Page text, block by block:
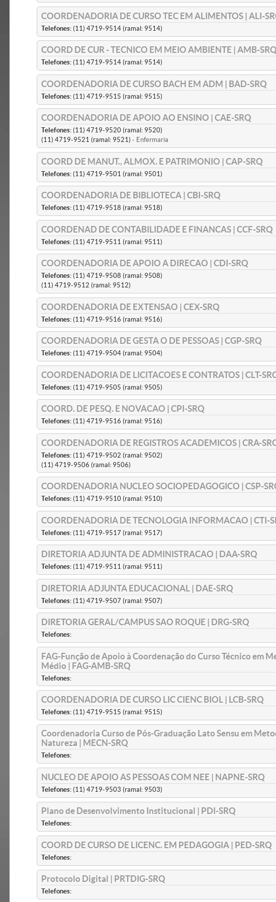
COORDENADORIA DE CURSO TEC EM ALIMENTOS | ALI-
Telefones: (11) 4719-9514 (ramal: 9514)
COORD DE CUR - TECNICO EM MEIO AMBIENTE | AMB-SRQ
Telefones: (11) 4719-9514 (ramal: 9514)
COORDENADORIA DE CURSO BACH EM ADM | BAD-SRQ
Telefones: (11) 4719-9515 (ramal: 9515)
COORDENADORIA DE APOIO AO ENSINO | CAE-SRQ
Telefones: (11) 4719-9520 (ramal: 9520)
(11) 4719-9521 (ramal: 9521) - Enfermaria
COORD DE MANUT., ALMOX. E PATRIMONIO | CAP-SRQ
Telefones: (11) 4719-9501 (ramal: 9501)
COORDENADORIA DE BIBLIOTECA | CBI-SRQ
Telefones: (11) 4719-9518 (ramal: 9518)
COORDENAD DE CONTABILIDADE E FINANCAS | CCF-SRQ
Telefones: (11) 4719-9511 (ramal: 9511)
COORDENADORIA DE APOIO A DIRECAO | CDI-SRQ
Telefones: (11) 4719-9508 (ramal: 9508)
(11) 4719-9512 (ramal: 9512)
COORDENADORIA DE EXTENSAO | CEX-SRQ
Telefones: (11) 4719-9516 (ramal: 9516)
COORDENADORIA DE GESTA O DE PESSOAS | CGP-SRQ
Telefones: (11) 4719-9504 (ramal: 9504)
COORDENADORIA DE LICITACOES E CONTRATOS | CLT-
Telefones: (11) 4719-9505 (ramal: 9505)
COORD. DE PESQ. E NOVACAO | CPI-SRQ
Telefones: (11) 4719-9516 (ramal: 9516)
COORDENADORIA DE REGISTROS ACADEMICOS | CRA-
Telefones: (11) 4719-9502 (ramal: 9502)
(11) 4719-9506 (ramal: 9506)
COORDENADORIA NUCLEO SOCIOPEDAGOGICO | CSP-
Telefones: (11) 4719-9510 (ramal: 9510)
COORDENADORIA DE TECNOLOGIA INFORMACAO | CTI-
Telefones: (11) 4719-9517 (ramal: 9517)
DIRETORIA ADJUNTA DE ADMINISTRACAO | DAA-SRQ
Telefones: (11) 4719-9511 (ramal: 9511)
DIRETORIA ADJUNTA EDUCACIONAL | DAE-SRQ
Telefones: (11) 4719-9507 (ramal: 9507)
DIRETORIA GERAL/CAMPUS SAO ROQUE | DRG-SRQ
Telefones:
FAG-Função de Apoio à Coordenação do Curso Técnico em
Médio | FAG-AMB-SRQ
Telefones:
COORDENADORIA DE CURSO LIC CIENC BIOL | LCB-SRQ
Telefones: (11) 4719-9515 (ramal: 9515)
Coordenadoria Curso de Pós-Graduação Lato Sensu em
Natureza | MECN-SRQ
Telefones:
NUCLEO DE APOIO AS PESSOAS COM NEE | NAPNE-SRQ
Telefones: (11) 4719-9503 (ramal: 9503)
Plano de Desenvolvimento Institucional | PDI-SRQ
Telefones:
COORD DE CURSO DE LICENC. EM PEDAGOGIA | PED-SRQ
Telefones:
Protocolo Digital | PRTDIG-SRQ
Telefones: